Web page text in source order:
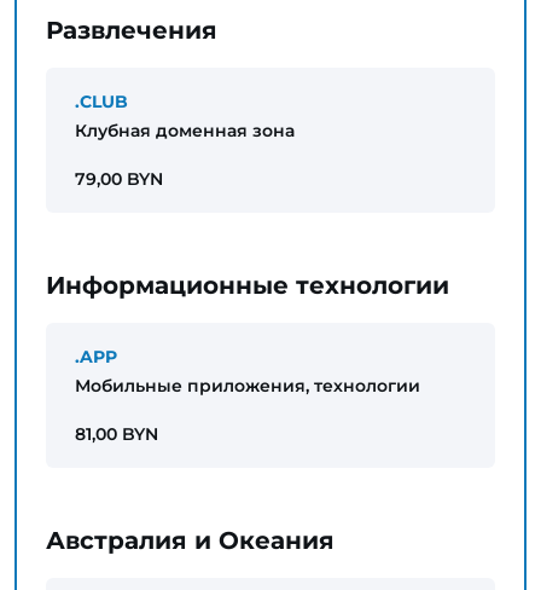
Развлечения
.CLUB
Клубная доменная зона
79,00 BYN
Информационные технологии
.APP
Мобильные приложения, технологии
81,00 BYN
Австралия и Океания